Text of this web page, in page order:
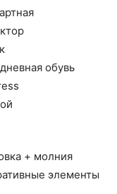
обувь
+ мол­ния
эле­мен­ты